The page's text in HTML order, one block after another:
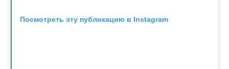
Посмотреть эту публикацию в Instagram